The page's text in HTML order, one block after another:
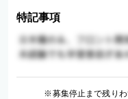
特記事項
※募集停止まで残り